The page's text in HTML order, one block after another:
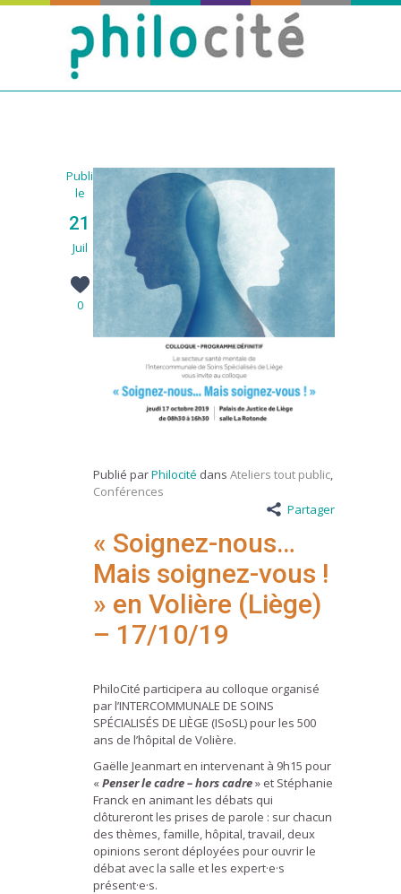
Publié
le
21
Juil
0
Publié parPhilocité dans Ateliers tout public,
Conférences
Partager
« Soignez-nous…
Mais soignez-vous !
» en Volière (Liège)
– 17/10/19
PhiloCité participera au colloque organisé
par l’INTERCOMMUNALE DE SOINS
SPÉCIALISÉS DE LIÈGE (ISoSL) pour les 500
ans de l’hôpital de Volière.
Gaëlle Jeanmart en intervenant à 9h15 pour
«Penser le cadre – hors cadre» et Stéphanie
Franck en animant les débats qui
clôtureront les prises de parole : sur chacun
des thèmes, famille, hôpital, travail, deux
opinions seront déployées pour ouvrir le
débat avec la salle et les expert·e·s
présent·e·s.